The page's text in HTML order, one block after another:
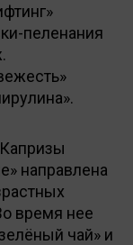
пеленания
направлена
время нее
чай» и